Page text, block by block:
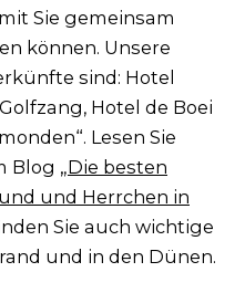
Sie gemeinsam
können. Unsere
sind: Hotel
Hotel de Boei
Lesen Sie
Blog „Die besten
und Herrchen in
Sie auch wichtige
und in den Dünen.